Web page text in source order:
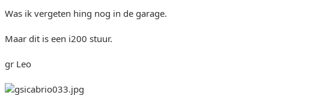
Was ik vergeten hing nog in de garage.
Maar dit is een i200 stuur.
gr Leo